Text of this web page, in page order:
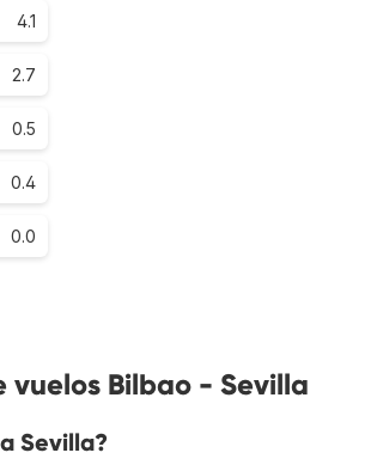
4.1
2.7
0.5
0.4
0.0
vuelos Bilbao - Sevilla
Sevilla?